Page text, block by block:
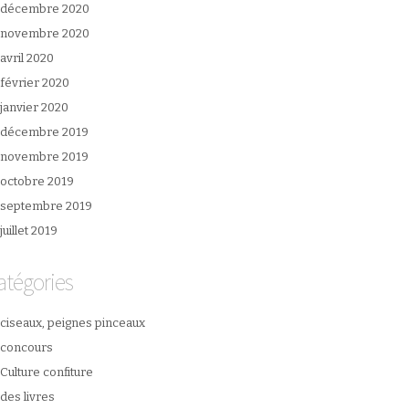
décembre 2020
novembre 2020
avril 2020
février 2020
janvier 2020
décembre 2019
novembre 2019
octobre 2019
septembre 2019
juillet 2019
ciseaux, peignes pinceaux
concours
Culture confiture
des livres